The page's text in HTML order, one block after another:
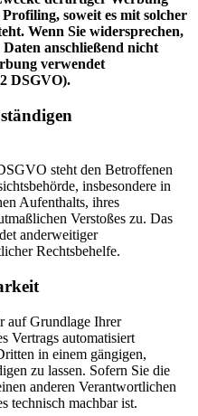
soweit es mit solcher
Wenn Sie widersprechen,
anschließend nicht
verwendet
DSGVO).
steht den Betroffenen
insbesondere in
Aufenthalts, ihres
Verstoßes zu. Das
anderweitiger
Rechtsbehelfe.
auf Grundlage Ihrer
Vertrags automatisiert
in einem gängigen,
zu lassen. Sofern Sie die
anderen Verantwortlichen
technisch machbar ist.